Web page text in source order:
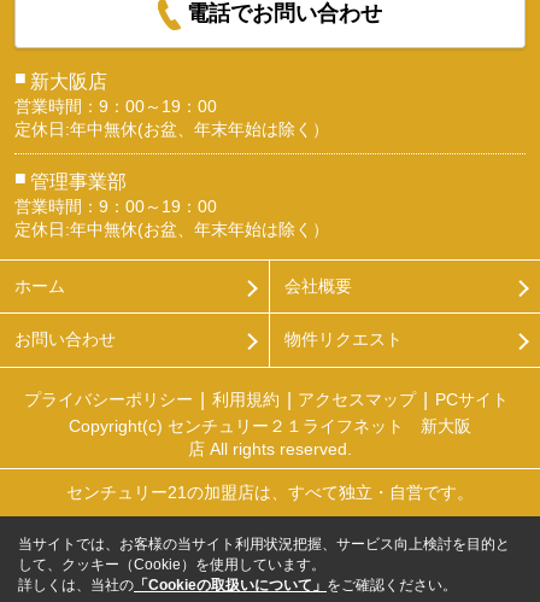
電話でお問い合わせ
■ 新大阪店
営業時間：9：00～19：00
定休日:年中無休(お盆、年末年始は除く）
■ 管理事業部
営業時間：9：00～19：00
定休日:年中無休(お盆、年末年始は除く）
ホーム 会社概要
お問い合わせ 物件リクエスト
プライバシーポリシー 利用規約 アクセスマップ
PCサイト
Copyright(c) センチュリー２１ライフネット 新大阪
店 All rights reserved.
センチュリー21の加盟店は、すべて独立・自営です。
当サイトでは、お客様の当サイト利用状況把握、サービス向上検討を目的と
して、クッキー（Cookie）を使用しています。
詳しくは、当社の 「Cookieの取扱いについて」 をご確認ください。